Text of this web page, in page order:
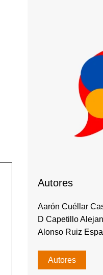
Autores
Aarón Cuéllar
D Capetillo
Alonso Ruiz
Autores